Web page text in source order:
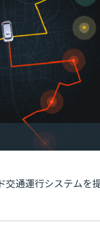
通運行システムを